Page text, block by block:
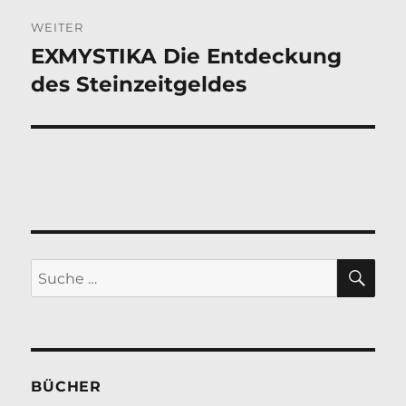
WEITER
Nächster
Beitrag:
EXMYSTIKA Die Entdeckung
des Steinzeitgeldes
Suche
nach:
BÜCHER